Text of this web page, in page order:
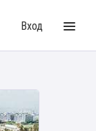
Вход